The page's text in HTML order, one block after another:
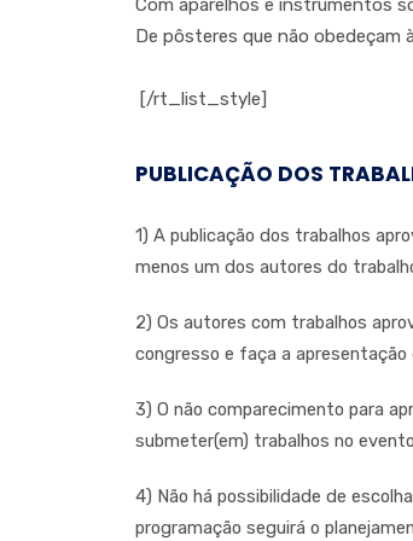
Com aparelhos e instrumentos
De pôsteres que não obedeçam
[/rt_list_style]
PUBLICAÇÃO DOS
1) A publicação dos trabalhos
menos um dos autores do
2) Os autores com trabalhos
congresso e faça a apresentação
3) O não comparecimento para
submeter(em) trabalhos no
4) Não há possibilidade de
programação seguirá o